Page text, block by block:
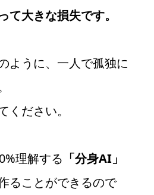
て大きな損失です。
ように、一人で孤独に
ください。
理解する 「分身AI」
ることができるので